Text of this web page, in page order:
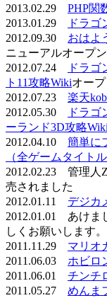
2013.02.29 PHP関
2013.01.29
ドラゴ
2012.09.30 おはよ
ニューアルオープン
2012.07.24
ドラゴ
ト11攻略Wikiオープ
2012.07.23 楽天
2012.05.30
ドラゴ
ーランド3D攻略Wiki
2012.04.10 簡単に
（全ゲームタイトル
2012.02.23 管理人
売されました
2012.01.11 デジカ
2012.01.01 あけま
しくお願いします。
2011.11.29 マリオ
2011.06.03 ホビロ
2011.06.01 チンチ
2011.05.27 めんま